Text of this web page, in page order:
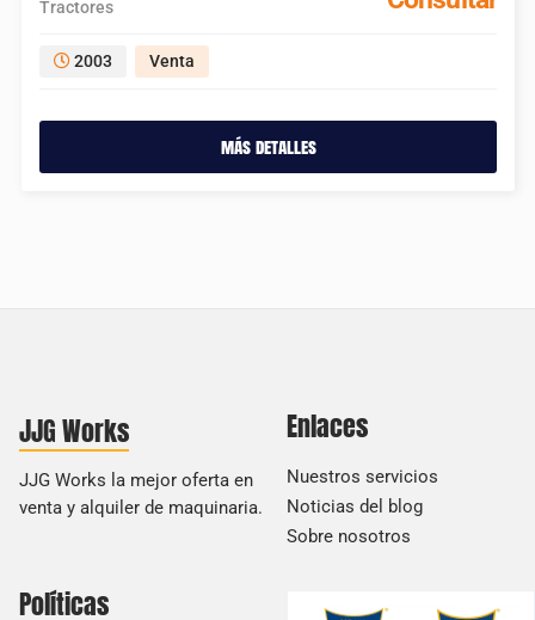
Tractores
2003 Venta
más detalles
JJG Works
JJG Works la mejor oferta en
venta y alquiler de maquinaria.
Enlaces
Nuestros servicios
Noticias del blog
Sobre nosotros
Políticas